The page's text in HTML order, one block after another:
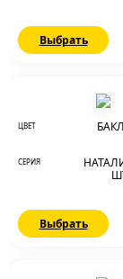
Выбрать
ЦВЕТ
СЕРИЯ
Выбрать